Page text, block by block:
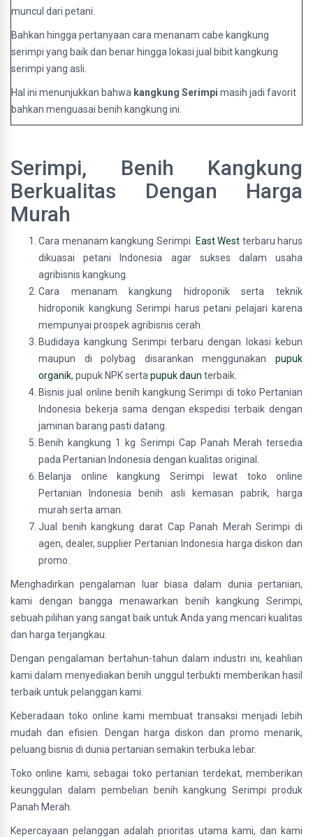
muncul dari petani.
Bahkan hingga pertanyaan cara menanam cabe kangkung
serimpi yang baik dan benar hingga lokasi jual bibit kangkung
serimpi yang asli.
Hal ini menunjukkan bahwa kangkung Serimpi masih jadi favorit
bahkan menguasai benih kangkung ini.
Serimpi, Benih Kangkung
Berkualitas Dengan Harga
Murah
Cara menanam kangkung Serimpi East West terbaru harus
dikuasai petani Indonesia agar sukses dalam usaha
agribisnis kangkung.
Cara menanam kangkung hidroponik serta teknik
hidroponik kangkung Serimpi harus petani pelajari karena
mempunyai prospek agribisnis cerah.
Budidaya kangkung Serimpi terbaru dengan lokasi kebun
maupun di polybag disarankan menggunakan pupuk
organik, pupuk NPK serta pupuk daun terbaik.
Bisnis jual online benih kangkung Serimpi di toko Pertanian
Indonesia bekerja sama dengan ekspedisi terbaik dengan
jaminan barang pasti datang.
Benih kangkung 1 kg Serimpi Cap Panah Merah tersedia
pada Pertanian Indonesia dengan kualitas original.
Belanja online kangkung Serimpi lewat toko online
Pertanian Indonesia benih asli kemasan pabrik, harga
murah serta aman.
Jual benih kangkung darat Cap Panah Merah Serimpi di
agen, dealer, supplier Pertanian Indonesia harga diskon dan
promo.
Menghadirkan pengalaman luar biasa dalam dunia pertanian,
kami dengan bangga menawarkan benih kangkung Serimpi,
sebuah pilihan yang sangat baik untuk Anda yang mencari kualitas
dan harga terjangkau.
Dengan pengalaman bertahun-tahun dalam industri ini, keahlian
kami dalam menyediakan benih unggul terbukti memberikan hasil
terbaik untuk pelanggan kami.
Keberadaan toko online kami membuat transaksi menjadi lebih
mudah dan efisien. Dengan harga diskon dan promo menarik,
peluang bisnis di dunia pertanian semakin terbuka lebar.
Toko online kami, sebagai toko pertanian terdekat, memberikan
keunggulan dalam pembelian benih kangkung Serimpi produk
Panah Merah.
Kepercayaan pelanggan adalah prioritas utama kami, dan kami